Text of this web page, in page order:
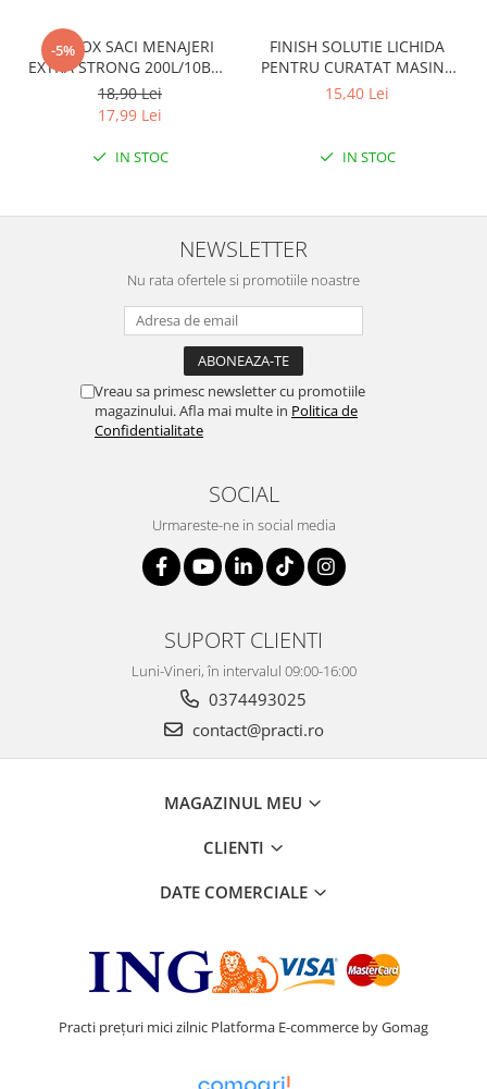
-5%
CLINOX SACI MENAJERI
EXTRA STRONG 200L/10BUC
LDPE NEGRI (90*122CM)
ETICHETA MOV
18,90 Lei
17,99 Lei
IN STOC
FINISH SOLUTIE LICHIDA
PENTRU CURATAT MASINA
DE SPALAT VASE 250ML
15,40 Lei
IN STOC
NEWSLETTER
Nu rata ofertele si promotiile noastre
Vreau sa primesc newsletter cu promotiile
magazinului. Afla mai multe in Politica de
Confidentialitate
SOCIAL
Urmareste-ne in social media
SUPORT CLIENTI
Luni-Vineri, în intervalul 09:00-16:00
0374493025
contact@practi.ro
MAGAZINUL MEU
CLIENTI
DATE COMERCIALE
Practi prețuri mici zilnic Platforma E-commerce by Gomag